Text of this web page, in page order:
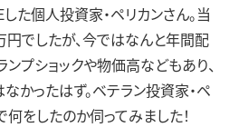
た個人投資家・ペリカンさん。当
でしたが、今ではなんと年間配
プショックや物価高などもあり、
かったはず。ベテラン投資家・ペ
をしたのか伺ってみました！